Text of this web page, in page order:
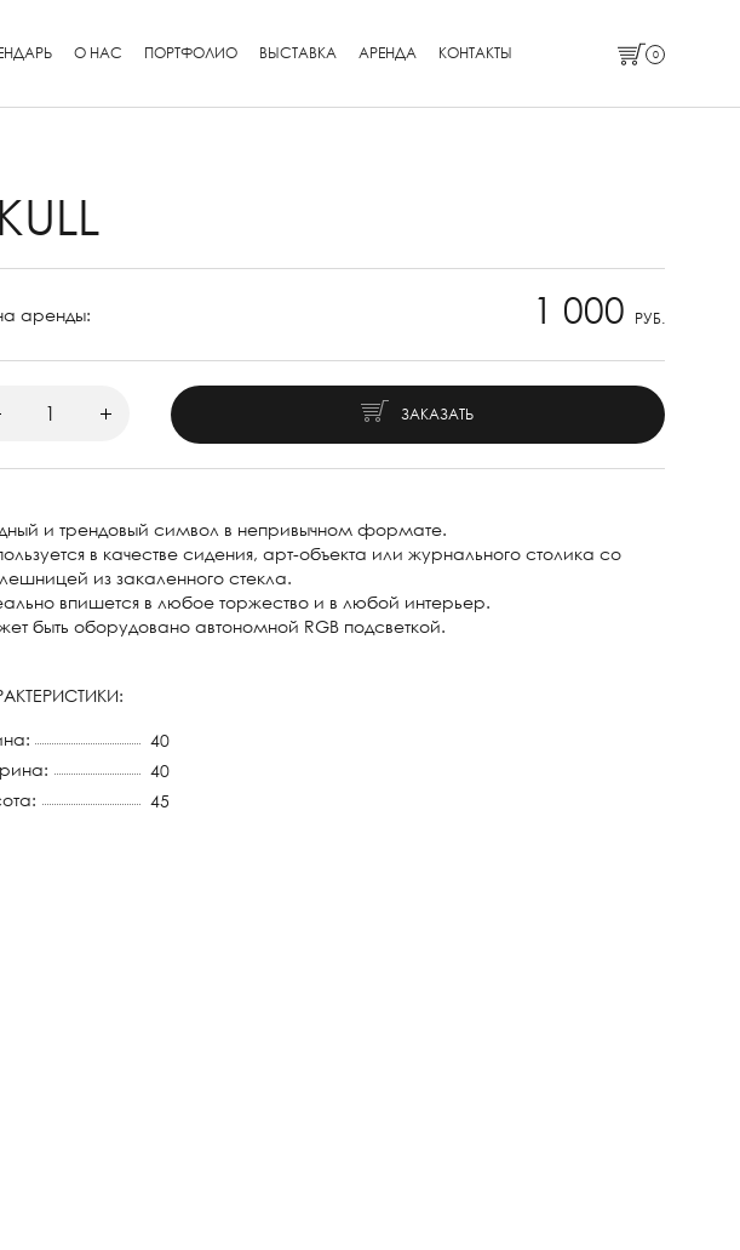
О НАС ПОРТФОЛИО ВЫСТАВКА АРЕНДА КОНТАКТЫ 0
аренды: 1 000 РУБ.
ЗАКАЗАТЬ
и трендовый символ в непривычном формате.
в качестве сидения, арт-объекта или журнального столика со
из закаленного стекла.
впишется в любое торжество и в любой интерьер.
быть оборудовано автономной RGB подсветкой.
40
40
45